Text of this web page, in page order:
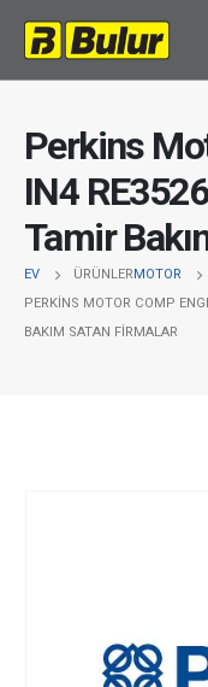
Perkins
IN4
Tamir
EV ÜRÜNLERMOTOR
PERKINS MOTOR COMP
BAKIM SATAN FIRMALAR